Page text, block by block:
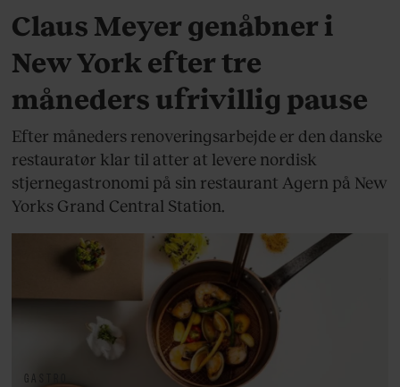
Claus Meyer genåbner i
New York efter tre
måneders ufrivillig pause
Efter måneders renoveringsarbejde er den danske
restauratør klar til atter at levere nordisk
stjernegastronomi på sin restaurant Agern på New
Yorks Grand Central Station.
GASTRO